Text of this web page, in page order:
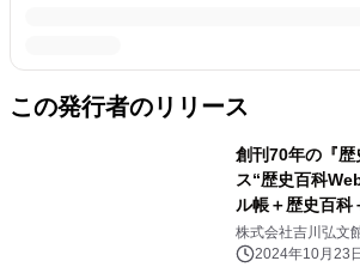
この発行者のリリース
創刊70年の『
ス“歴史百科
ル帳＋歴史百科
年版が 10月18日
株式会社吉川弘文
2024年10月23